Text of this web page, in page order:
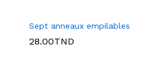
Sept anneaux empilables
28.00TND